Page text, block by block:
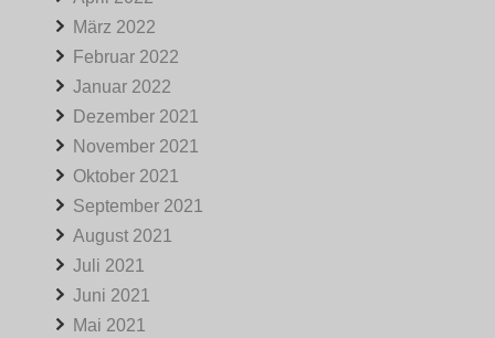
März 2022
Februar 2022
Januar 2022
Dezember 2021
November 2021
Oktober 2021
September 2021
August 2021
Juli 2021
Juni 2021
Mai 2021